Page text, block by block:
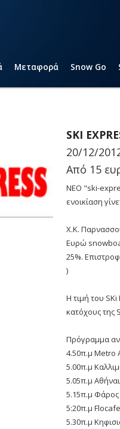
Μεταφορά Snow Go
SKI
20/12/
Από 15
ΝΕΟ "ski-
ενοικίαση
X.K.
Ευρώ
25%.
)
Η τιμή του
κατόχους της
Πρόγραμμα
4.50π.μ Metro
5.00π.μ
5.05π.μ
5.15π.μ
5:20π.μ
5.30π.μ